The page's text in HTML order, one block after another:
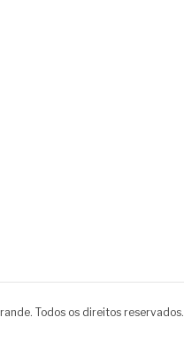
Todos os direitos reservados.